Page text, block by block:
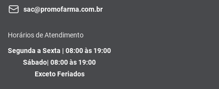
sac@promofarma.com.br
Horários de Atendimento
Segunda a Sexta | 08:00 às 19:00
Sábado| 08:00 às 19:00
Exceto Feriados